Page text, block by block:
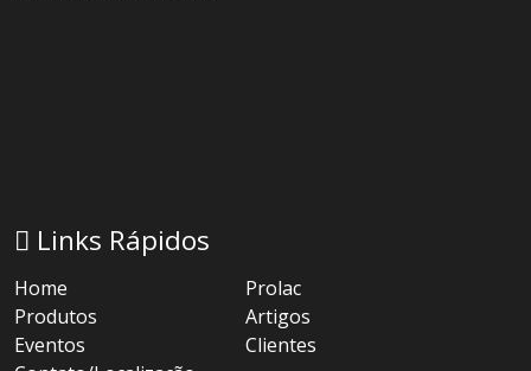
Links Rápidos
Home
Prolac
Produtos
Artigos
Eventos
Clientes